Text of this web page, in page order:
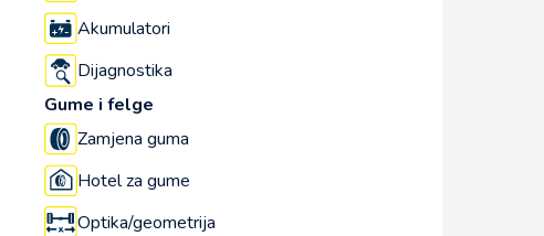
Akumulatori
Dijagnostika
Gume i felge
Zamjena guma
Hotel za gume
Optika/geometrija